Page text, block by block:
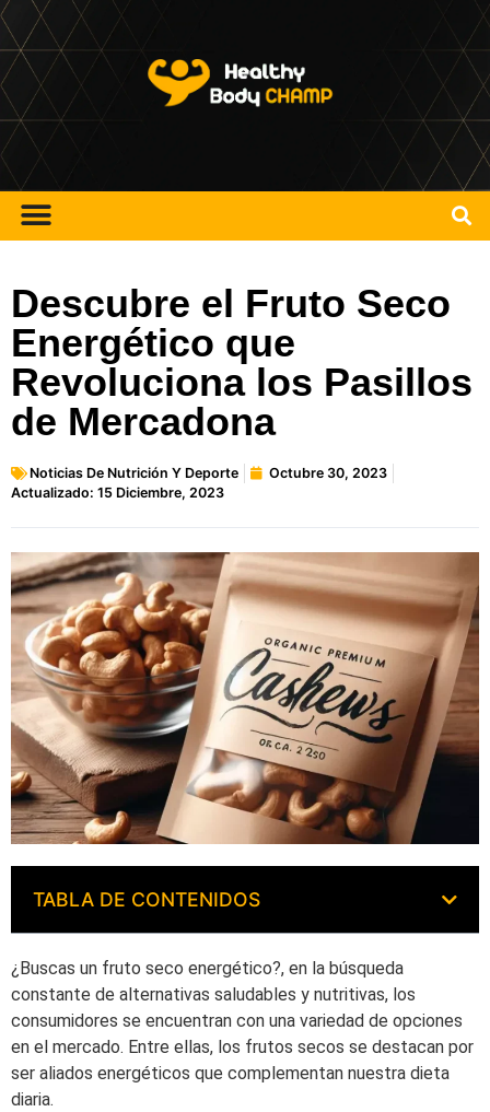
Descubre el Fruto Seco
Energético que
Revoluciona los Pasillos
de Mercadona
Noticias De Nutrición Y Deporte
Octubre 30, 2023
Actualizado: 15 Diciembre, 2023
TABLA DE CONTENIDOS
¿Buscas un fruto seco energético?, en la búsqueda
constante de alternativas saludables y nutritivas, los
consumidores se encuentran con una variedad de opciones
en el mercado. Entre ellas, los frutos secos se destacan por
ser aliados energéticos que complementan nuestra dieta
diaria.